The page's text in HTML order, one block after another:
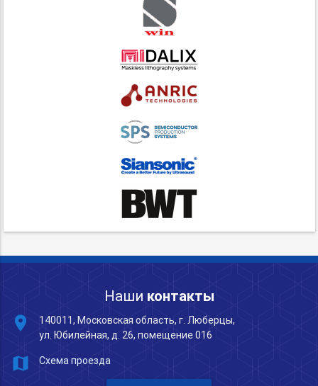
Наши контакты
place
140011, Московская область, г. Люберцы,
ул. Юбилейная, д. 26, помещение 016
map Схема проезда